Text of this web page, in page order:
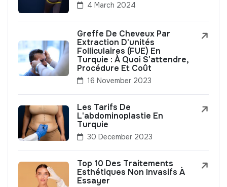
4 March 2024
Greffe De Cheveux Par
Extraction D'unités
Folliculaires (FUE) En
Turquie : À Quoi S'attendre,
Procédure Et Coût
16 November 2023
Les Tarifs De
L'abdominoplastie En
Turquie
30 December 2023
Top 10 Des Traitements
Esthétiques Non Invasifs À
Essayer